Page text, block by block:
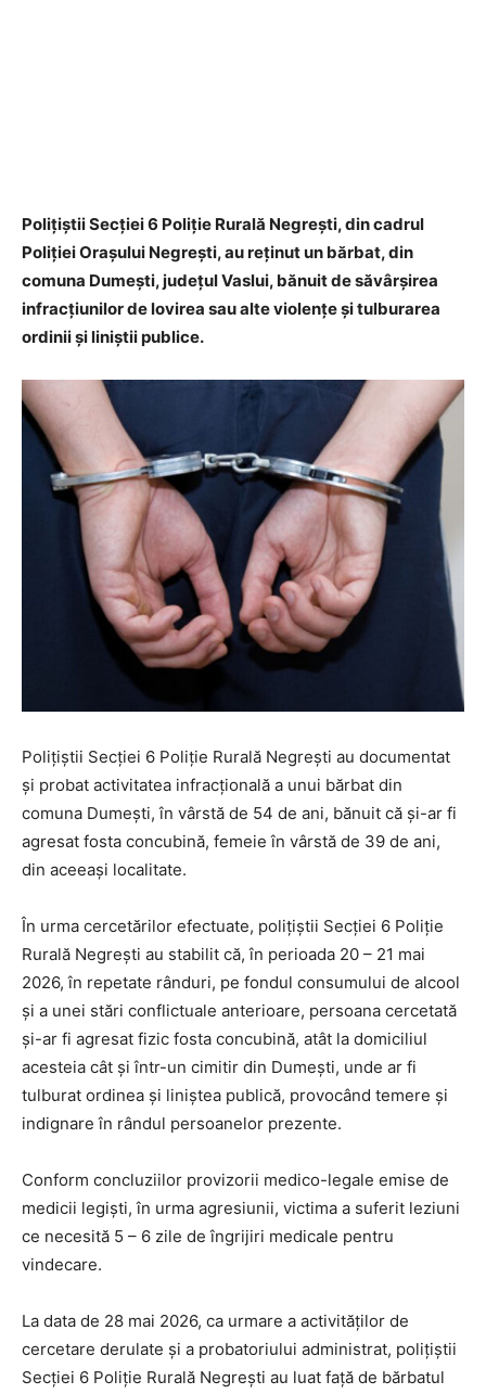
Polițiștii Secției 6 Poliție Rurală Negrești, din cadrul
Poliției Orașului Negrești, au reținut un bărbat, din
comuna Dumești, județul Vaslui, bănuit de săvârșirea
infracțiunilor de lovirea sau alte violențe și tulburarea
ordinii și liniștii publice.
Poliţiştii Secției 6 Poliție Rurală Negrești au documentat
și probat activitatea infracțională a unui bărbat din
comuna Dumești, în vârstă de 54 de ani, bănuit că și-ar fi
agresat fosta concubină, femeie în vârstă de 39 de ani,
din aceeași localitate.
În urma cercetărilor efectuate, polițiștii Secției 6 Poliție
Rurală Negrești au stabilit că, în perioada 20 – 21 mai
2026, în repetate rânduri, pe fondul consumului de alcool
și a unei stări conflictuale anterioare, persoana cercetată
și-ar fi agresat fizic fosta concubină, atât la domiciliul
acesteia cât și într-un cimitir din Dumești, unde ar fi
tulburat ordinea și liniștea publică, provocând temere și
indignare în rândul persoanelor prezente.
Conform concluziilor provizorii medico-legale emise de
medicii legiști, în urma agresiunii, victima a suferit leziuni
ce necesită 5 – 6 zile de îngrijiri medicale pentru
vindecare.
La data de 28 mai 2026, ca urmare a activităților de
cercetare derulate și a probatoriului administrat, polițiștii
Secției 6 Poliție Rurală Negrești au luat față de bărbatul